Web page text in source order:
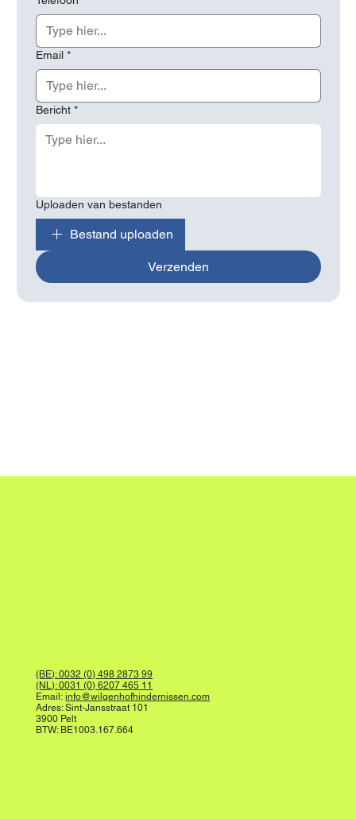
Email *
Bericht *
Uploaden van bestanden
Bestand uploaden
Verzenden
(BE): 0032 (0) 498 2873 99
(NL): 0031 (0) 6207 465 11
Email:info@wilgenhofhindernissen.com
Adres: Sint-Jansstraat 101
3900 Pelt
BTW: BE1003.167.664